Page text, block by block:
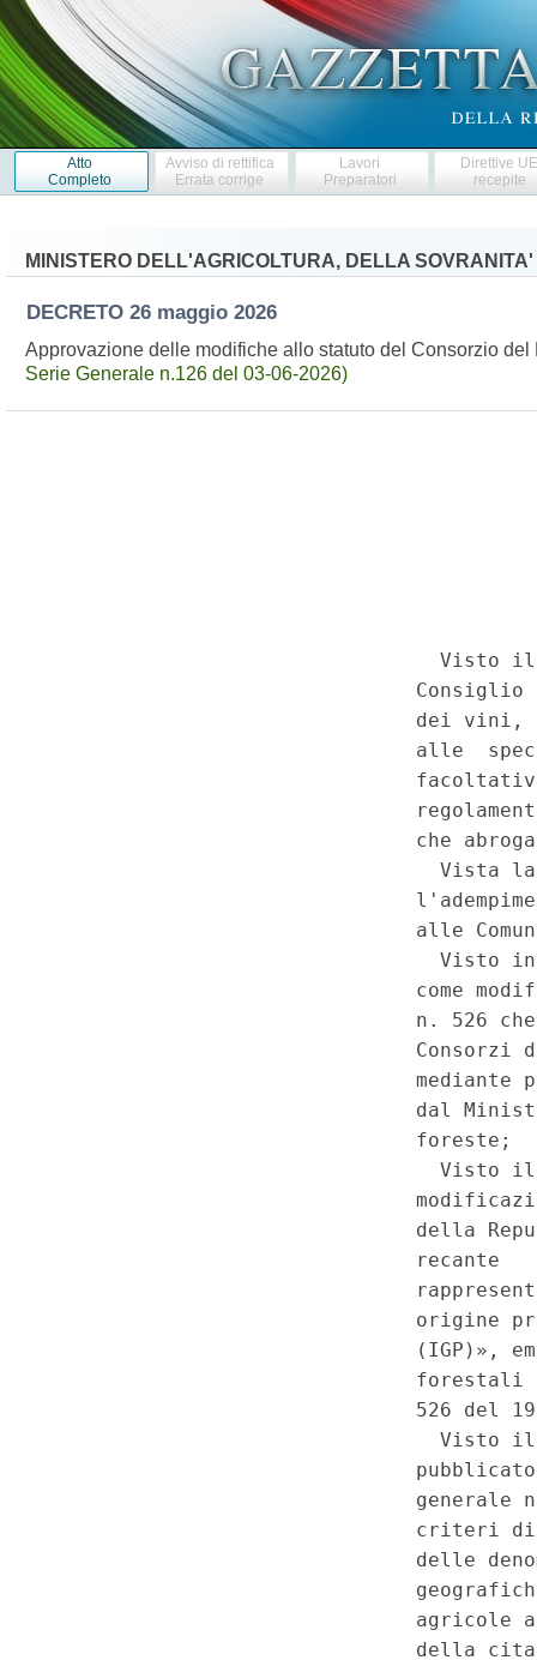
Atto
Completo
Avviso di rettifica
Errata corrige
Lavori
Preparatori
Direttive
recepite
MINISTERO DELL'AGRICOLTURA, DELLA
DECRETO 26 maggio 2026
Approvazione delle modifiche allo statuto del Consorzio
Serie Generale n.126 del 03-06-2026)